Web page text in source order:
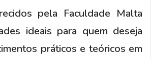
pela Faculdade Malta
ideais para quem deseja
práticos e teóricos em